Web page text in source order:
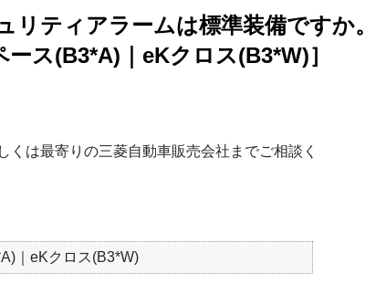
ティアラームは標準装備ですか。
ス(B3*A)｜eKクロス(B3*W)］
は最寄りの三菱自動車販売会社までご相談く
｜eKクロス(B3*W)